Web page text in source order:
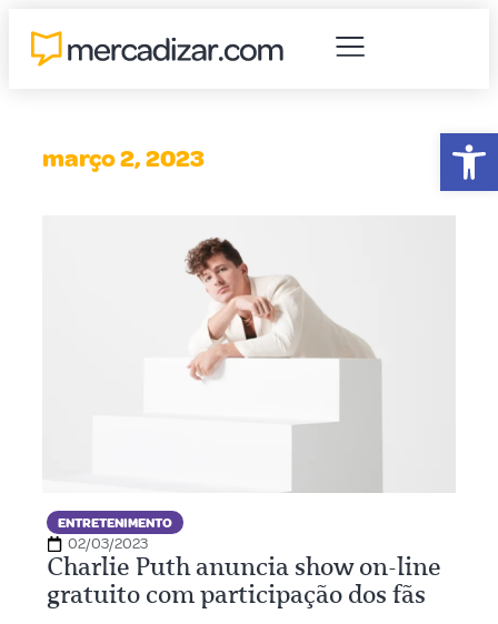
março 2, 2023
ENTRETENIMENTO
02/03/2023
Charlie Puth anuncia show on-line
gratuito com participação dos fãs